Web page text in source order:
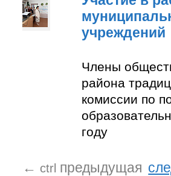
учреждений
Члены
района
комиссии по
году
← ctrl предыдущая